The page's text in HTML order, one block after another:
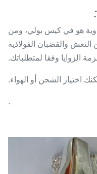
هو في كيس بولي، ومن
والقضبان الفولاذية
الزوايا وفقا لمتطلباتك.
اختيار الشحن أو الهواء.
.